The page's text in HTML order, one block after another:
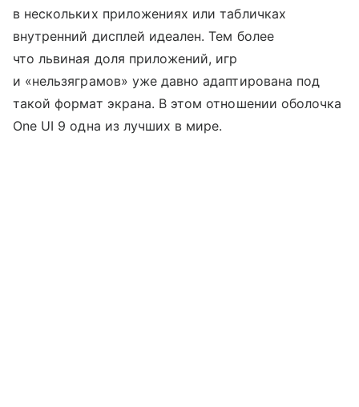
в нескольких приложениях или табличках
внутренний дисплей идеален. Тем более
что львиная доля приложений, игр
и «нельзяграмов» уже давно адаптирована под
такой формат экрана. В этом отношении оболочка
One UI 9 одна из лучших в мире.